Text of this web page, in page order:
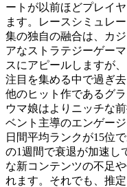
ートが以前ほどプレイ
ます。レースシミュレ
集の独自の融合は、カ
アなストラテジーゲー
スにアピールしますが
注目を集める中で過ぎ
他のヒット作であるグ
ウマ娘はよりニッチな
ベント主導のエンゲー
日間平均ランクが15位
の1週間で衰退が加速し
な新コンテンツの不足
れます。それでも、推